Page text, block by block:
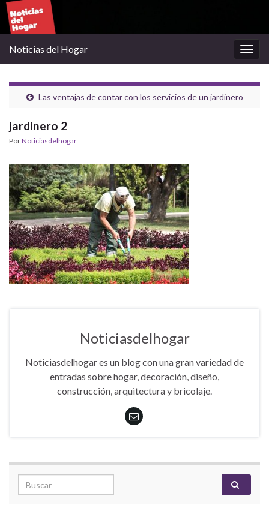
la
Noticias del Hogar
Las ventajas de contar con los servicios de un jardinero
jardinero 2
PorNoticiasdelhogar
Noticiasdelhogar
Noticiasdelhogar es un blog con una gran variedad de
entradas sobre hogar, decoración, diseño,
construcción, arquitectura y bricolaje.
Search for: